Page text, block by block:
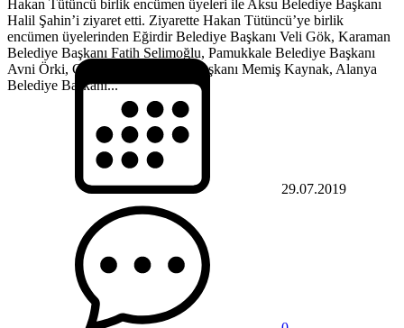
Hakan Tütüncü birlik encümen üyeleri ile Aksu Belediye Başkanı
Halil Şahin’i ziyaret etti. Ziyarette Hakan Tütüncü’ye birlik
encümen üyelerinden Eğirdir Belediye Başkanı Veli Gök, Karaman
Belediye Başkanı Fatih Selimoğlu, Pamukkale Belediye Başkanı
Avni Örki, Çiçekpınar Belediye Başkanı Memiş Kaynak, Alanya
Belediye Başkanı...
29.07.2019